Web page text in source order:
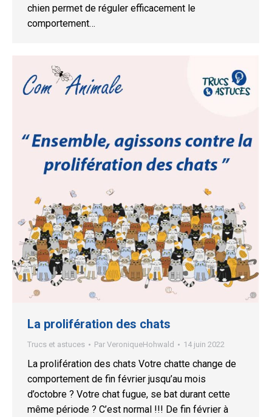
chien permet de réguler efficacement le
comportement…
La prolifération des chats
Trucs et astuces Par VeroniqueHohwald 14 juin 2022
La prolifération des chats Votre chatte change de
comportement de fin février jusqu’au mois
d’octobre ? Votre chat fugue, se bat durant cette
même période ? C’est normal !!! De fin février à